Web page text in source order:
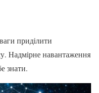
приділити
Надмірне навантаження
знати.